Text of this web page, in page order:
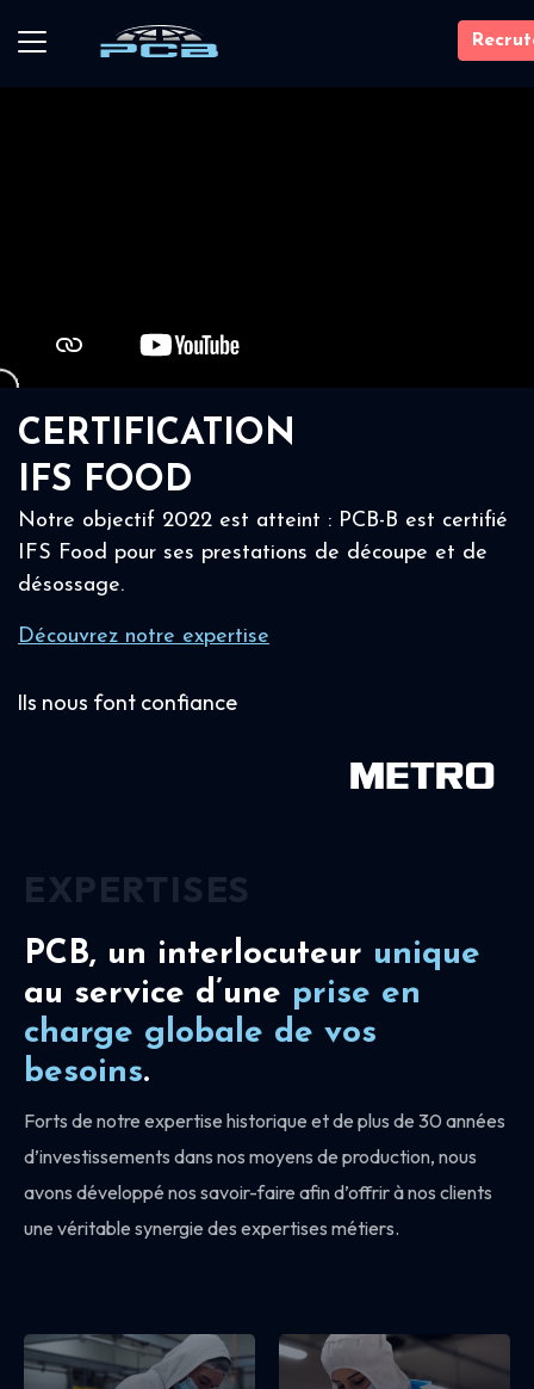
CERTIFICATION
IFS FOOD
Notre objectif 2022 est atteint : PCB-B est certifié
IFS Food pour ses prestations de découpe et de
désossage.
Découvrez notre expertise
Ils nous font confiance
PCB, un interlocuteur unique
au service d’une prise en
charge globale de vos
besoins.
Forts de notre expertise historique et de plus de 30 années
d’investissements dans nos moyens de production, nous
avons développé nos savoir-faire afin d’offrir à nos clients
une véritable synergie des expertises métiers.
EXPERTISES